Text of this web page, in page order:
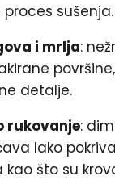
proces sušenja.
i mrlja:
detalje.
rukovanje:
lako
kao što su